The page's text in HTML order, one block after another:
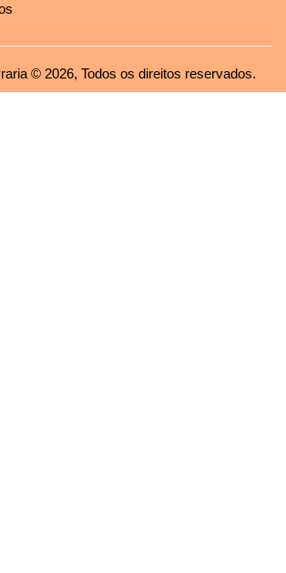
© 2026, Todos os direitos reservados.